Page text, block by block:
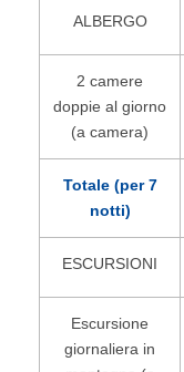
ALBERGO
2 camere
doppie al giorno
(a camera)
Totale (per 7
notti)
ESCURSIONI
Escursione
giornaliera in